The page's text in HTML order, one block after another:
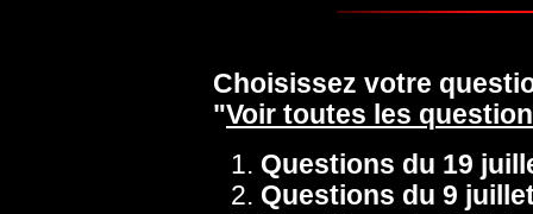
Choisissez votre
"Voir toutes les
Questions du 19
Questions du 9